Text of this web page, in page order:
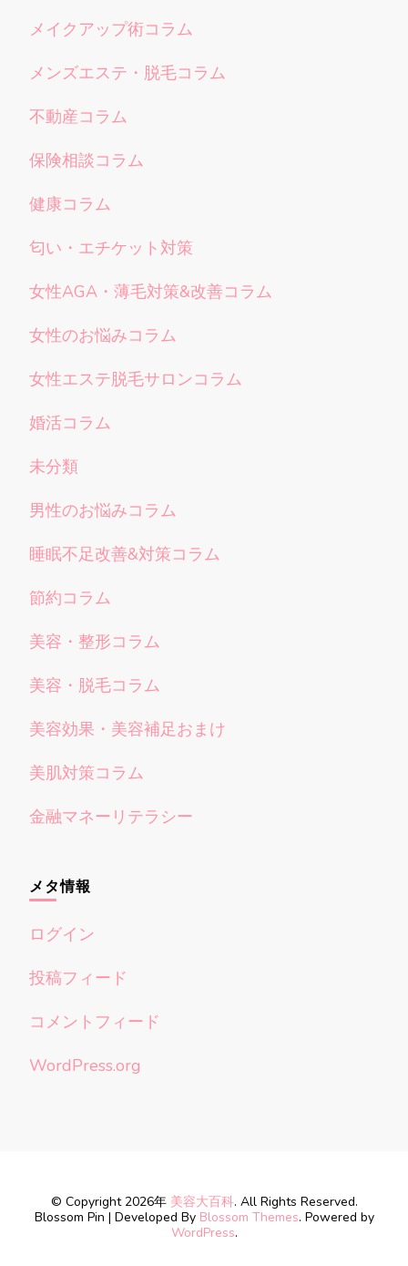
メイクアップ術コラム
メンズエステ・脱毛コラム
不動産コラム
保険相談コラム
健康コラム
匂い・エチケット対策
女性AGA・薄毛対策&改善コラム
女性のお悩みコラム
女性エステ脱毛サロンコラム
婚活コラム
未分類
男性のお悩みコラム
睡眠不足改善&対策コラム
節約コラム
美容・整形コラム
美容・脱毛コラム
美容効果・美容補足おまけ
美肌対策コラム
金融マネーリテラシー
メタ情報
ログイン
投稿フィード
コメントフィード
WordPress.org
© Copyright 2026年 美容大百科. All Rights Reserved.
Blossom Pin | Developed By Blossom Themes. Powered by
WordPress.